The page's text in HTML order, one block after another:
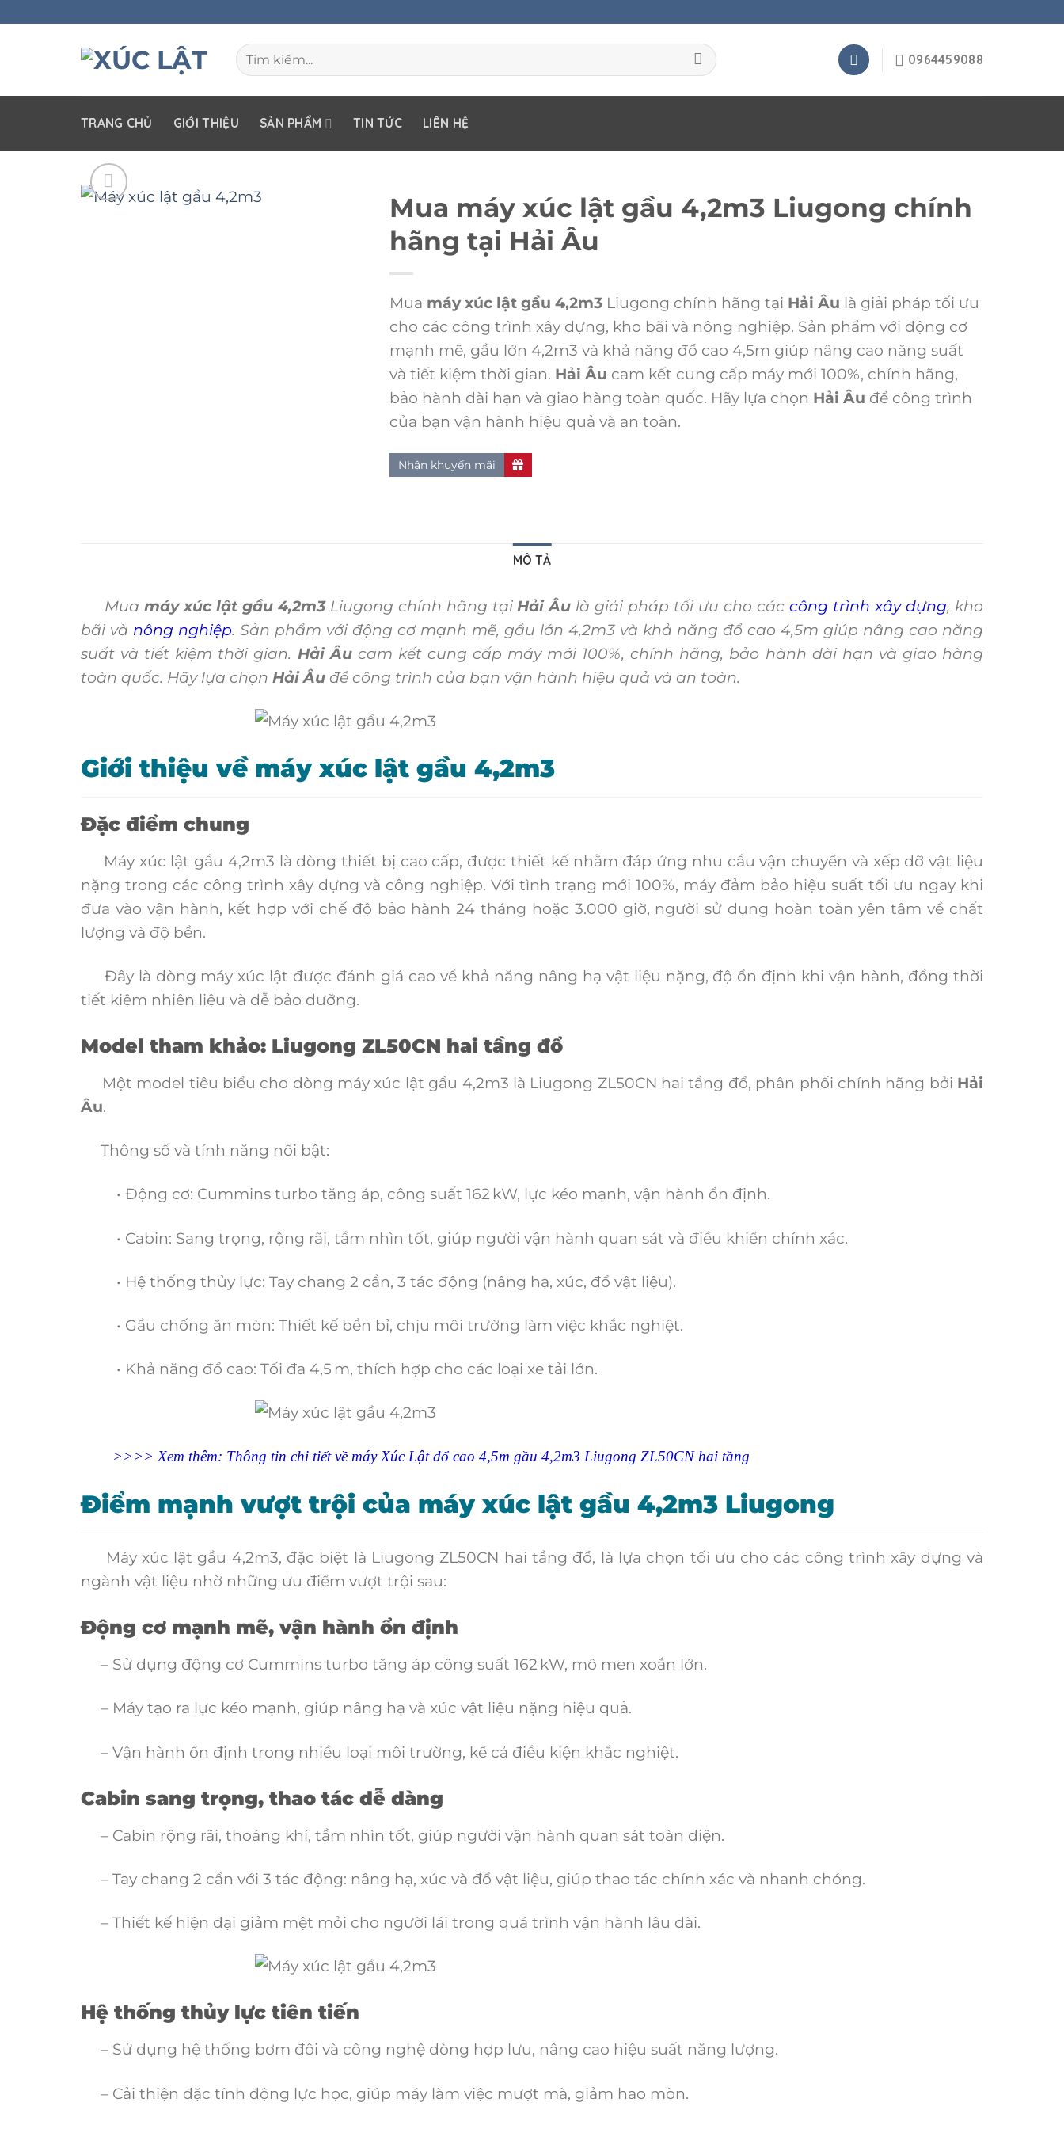
Tìm
kiếm:
0964459088
TRANG CHỦ GIỚI THIỆU SẢN PHẨM TIN TỨC LIÊN HỆ
Mua máy xúc lật gầu 4,2m3 Liugong chính
hãng tại Hải Âu
Mua máy xúc lật gầu 4,2m3Liugong chính hãng tại Hải Âu là giải pháp tối ưu
cho các công trình xây dựng, kho bãi và nông nghiệp. Sản phẩm với động cơ
mạnh mẽ, gầu lớn 4,2m3 và khả năng đổ cao 4,5m giúp nâng cao năng suất
và tiết kiệm thời gian. Hải Âu cam kết cung cấp máy mới 100%, chính hãng,
bảo hành dài hạn và giao hàng toàn quốc. Hãy lựa chọn Hải Âu để công trình
của bạn vận hành hiệu quả và an toàn.
Nhận khuyến mãi
MÔ TẢ
Mua máy xúc lật gầu 4,2m3Liugong chính hãng tại Hải Âu là giải pháp tối ưu cho cáccông trình xây dựng, kho
bãi và nông nghiệp. Sản phẩm với động cơ mạnh mẽ, gầu lớn 4,2m3 và khả năng đổ cao 4,5m giúp nâng cao năng
suất và tiết kiệm thời gian. Hải Âucam kết cung cấp máy mới 100%, chính hãng, bảo hành dài hạn và giao hàng
toàn quốc. Hãy lựa chọn Hải Âu để công trình của bạn vận hành hiệu quả và an toàn.
Giới thiệu về máy xúc lật gầu 4,2m3
Đặc điểm chung
Máy xúc lật gầu 4,2m3 là dòng thiết bị cao cấp, được thiết kế nhằm đáp ứng nhu cầu vận chuyển và xếp dỡ vật liệu
nặng trong các công trình xây dựng và công nghiệp. Với tình trạng mới 100%, máy đảm bảo hiệu suất tối ưu ngay khi
đưa vào vận hành, kết hợp với chế độ bảo hành 24 tháng hoặc 3.000 giờ, người sử dụng hoàn toàn yên tâm về chất
lượng và độ bền.
Đây là dòng máy xúc lật được đánh giá cao về khả năng nâng hạ vật liệu nặng, độ ổn định khi vận hành, đồng thời
tiết kiệm nhiên liệu và dễ bảo dưỡng.
Model tham khảo: Liugong ZL50CN hai tầng đổ
Một model tiêu biểu cho dòng máy xúc lật gầu 4,2m3 là Liugong ZL50CN hai tầng đổ, phân phối chính hãng bởi Hải
Âu.
Thông số và tính năng nổi bật:
• Động cơ: Cummins turbo tăng áp, công suất 162 kW, lực kéo mạnh, vận hành ổn định.
• Cabin: Sang trọng, rộng rãi, tầm nhìn tốt, giúp người vận hành quan sát và điều khiển chính xác.
• Hệ thống thủy lực: Tay chang 2 cần, 3 tác động (nâng hạ, xúc, đổ vật liệu).
• Gầu chống ăn mòn: Thiết kế bền bỉ, chịu môi trường làm việc khắc nghiệt.
• Khả năng đổ cao: Tối đa 4,5 m, thích hợp cho các loại xe tải lớn.
>>>> Xem thêm: Thông tin chi tiết về máy Xúc Lật đổ cao 4,5m gầu 4,2m3 Liugong ZL50CN hai tầng
Điểm mạnh vượt trội của máy xúc lật gầu 4,2m3 Liugong
Máy xúc lật gầu 4,2m3, đặc biệt là Liugong ZL50CN hai tầng đổ, là lựa chọn tối ưu cho các công trình xây dựng và
ngành vật liệu nhờ những ưu điểm vượt trội sau:
Động cơ mạnh mẽ, vận hành ổn định
– Sử dụng động cơ Cummins turbo tăng áp công suất 162 kW, mô men xoắn lớn.
– Máy tạo ra lực kéo mạnh, giúp nâng hạ và xúc vật liệu nặng hiệu quả.
– Vận hành ổn định trong nhiều loại môi trường, kể cả điều kiện khắc nghiệt.
Cabin sang trọng, thao tác dễ dàng
– Cabin rộng rãi, thoáng khí, tầm nhìn tốt, giúp người vận hành quan sát toàn diện.
– Tay chang 2 cần với 3 tác động: nâng hạ, xúc và đổ vật liệu, giúp thao tác chính xác và nhanh chóng.
– Thiết kế hiện đại giảm mệt mỏi cho người lái trong quá trình vận hành lâu dài.
Hệ thống thủy lực tiên tiến
– Sử dụng hệ thống bơm đôi và công nghệ dòng hợp lưu, nâng cao hiệu suất năng lượng.
– Cải thiện đặc tính động lực học, giúp máy làm việc mượt mà, giảm hao mòn.